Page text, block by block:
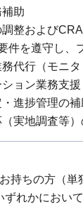
助
整および
件を遵守し、
務代行（モニ
ョン業務支援
進捗管理の
実地調査等
持ちの方（
ずれかにおい